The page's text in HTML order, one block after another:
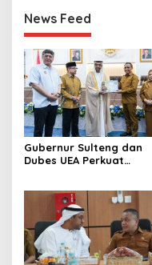
News Feed
Gubernur Sulteng dan
Dubes UEA Perkuat